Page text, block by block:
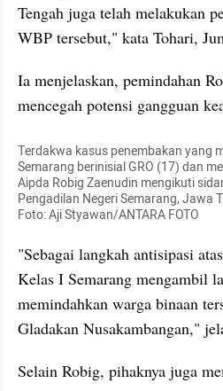
Tengah juga telah melakukan
WBP tersebut," kata Tohari,
Ia menjelaskan, pemindahan
mencegah potensi gangguan
Terdakwa kasus penembakan yang
Semarang berinisial GRO (17) dan
Aipda Robig Zaenudin mengikuti
Pengadilan Negeri Semarang,
Foto: Aji Styawan/ANTARA FOTO
"Sebagai langkah antisipasi
Kelas I Semarang mengambil
memindahkan warga binaan
Gladakan Nusakambangan,"
Selain Robig, pihaknya juga